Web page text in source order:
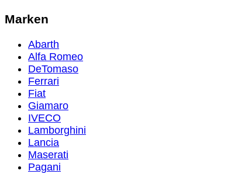
Marken
Abarth
Alfa Romeo
DeTomaso
Ferrari
Fiat
Giamaro
IVECO
Lamborghini
Lancia
Maserati
Pagani